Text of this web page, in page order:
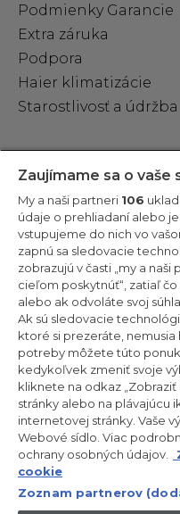
Podmienky Garancie
Extra záruka
Podpora
Haier klimatizácie
Starostlivosť a údržba
Zostaňte v
CANDY HOOVER GROUP
PRÁVNE SÍDLO
(MB) – Taliansko –
Fumagalli snc – 20861
20871 Vimercate (MB) –
+39.039.2086.237 –
splatené – Daňové
registri Miláno-Monza-
00786860965 – Identifikačné
1033934 – Oprávnenie IT
koordinuje spoločnosť Candy
SK / Slovensko
Zaujímame sa o vaše
My a naši partneri 106
údaje o prehliadaní alebo
vstupujeme do nich vo
zapnú sa sledovacie
zobrazujú v časti „my a
cieľom poskytnúť“, zatiaľ
alebo ak odvoláte svoj
Ak sú sledovacie
ktoré si prezeráte,
potreby môžete túto
kedykoľvek zmeniť svoje
kliknete na odkaz
stránky alebo na plávajúcu
internetovej stránky. Vaše
Webové sídlo. Viac
ochrany osobných údajov.
cookie
Zoznam partnerov